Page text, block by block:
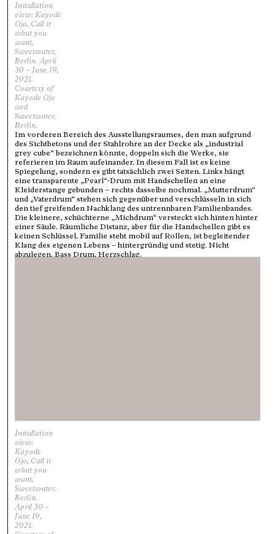
Installation
view: Kayode
Ojo, Call it
what you
want,
Sweetwater,
Berlin. April
30 – June 19,
2021.
Courtesy of
Kayode Ojo
and
Sweetwater,
Berlin.
Im vorderen Bereich des Ausstellungsraumes, den man aufgrund
des Sichtbetons und der Stahlrohre an der Decke als „industrial
grey cube“ bezeichnen könnte, doppeln sich die Werke, sie
referieren im Raum aufeinander. In diesem Fall ist es keine
Spiegelung, sondern es gibt tatsächlich zwei Seiten. Links hängt
eine transparente „Pearl“-Drum mit Handschellen an eine
Kleiderstange gebunden – rechts dasselbe nochmal. „Mutterdrum“
und „Vaterdrum“ stehen sich gegenüber und verschlüsseln in sich
den tief greifenden Nachklang des untrennbaren Familienbandes.
Die kleinere, schüchterne „Michdrum“ versteckt sich hinten hinter
einer Säule. Räumliche Distanz, aber für die Handschellen gibt es
keinen Schlüssel. Familie steht mobil auf Rollen, ist begleitender
Klang des eigenen Lebens – hintergründig und stetig. Nicht
abzulegen. Bass Drum. Herzschlag.
Installation
view:
Kayode
Ojo, Call it
what you
want,
Sweetwater,
Berlin.
April 30 –
June 19,
2021.